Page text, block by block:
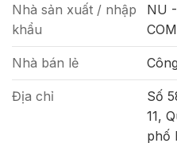
Nhà sản xuất / nhập
khẩu
NU
Nhà bán lẻ
Địa chỉ
Số
11,
phố